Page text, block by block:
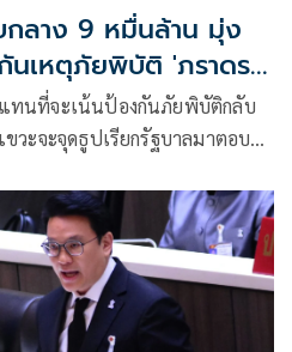
กลาง 9 หมื่นล้าน มุ่ง
นเหตุภัยพิบัติ 'ภราดร'
ทำมาก่อน
ทนที่จะเน้นป้องกันภัยพิบัติกลับ
วะจะจุดธูปเรียกรัฐบาลมาตอบ
เคยทำมาก่อน